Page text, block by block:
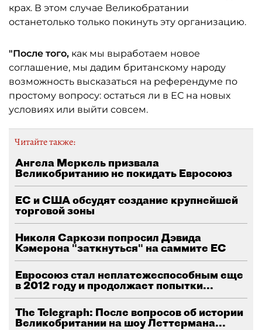
крах. В этом случае Великобратании
останетолько только покинуть эту организацию.
"После того, как мы выработаем новое
соглашение, мы дадим британскому народу
возможность высказаться на референдуме по
простому вопросу: остаться ли в ЕС на новых
условиях или выйти совсем.
Читайте также:
Ангела Меркель призвала
Великобританию не покидать Евросоюз
ЕС и США обсудят создание крупнейшей
торговой зоны
Николя Саркози попросил Дэвида
Кэмерона "заткнуться" на саммите ЕС
Евросоюз стал неплатежеспособным еще
в 2012 году и продолжает попытки...
The Telegraph: После вопросов об истории
Великобритании на шоу Леттермана...